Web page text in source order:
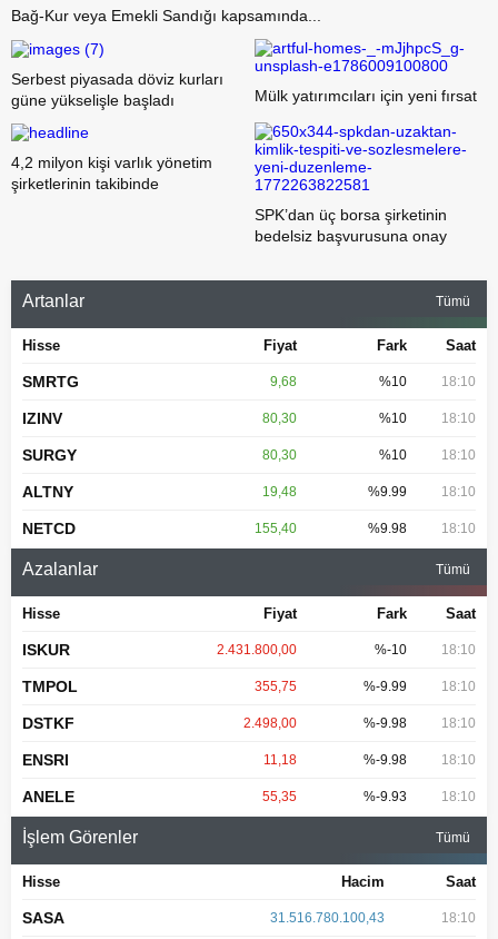
Bağ-Kur veya Emekli Sandığı kapsamında...
Serbest piyasada döviz kurları
güne yükselişle başladı
Mülk yatırımcıları için yeni fırsat
4,2 milyon kişi varlık yönetim
şirketlerinin takibinde
SPK’dan üç borsa şirketinin
bedelsiz başvurusuna onay
Artanlar Tümü
Hisse Fiyat Fark Saat
SMRTG 9,68 %10 18:10
IZINV 80,30 %10 18:10
SURGY 80,30 %10 18:10
ALTNY 19,48 %9.99 18:10
NETCD 155,40 %9.98 18:10
Azalanlar Tümü
Hisse Fiyat Fark Saat
ISKUR 2.431.800,00 %-10 18:10
TMPOL 355,75 %-9.99 18:10
DSTKF 2.498,00 %-9.98 18:10
ENSRI 11,18 %-9.98 18:10
ANELE 55,35 %-9.93 18:10
İşlem Görenler Tümü
Hisse Hacim Saat
SASA 31.516.780.100,43 18:10